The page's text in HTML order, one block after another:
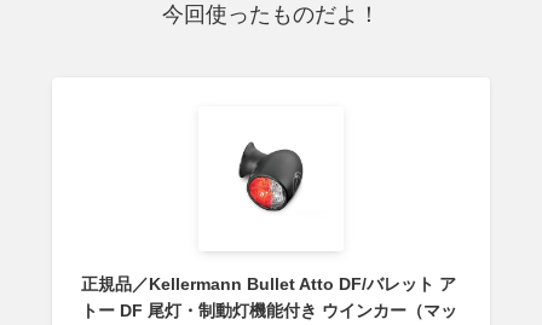
今回使ったものだよ！
正規品／Kellermann Bullet Atto DF/バレット ア
トー DF 尾灯・制動灯機能付き ウインカー（マッ